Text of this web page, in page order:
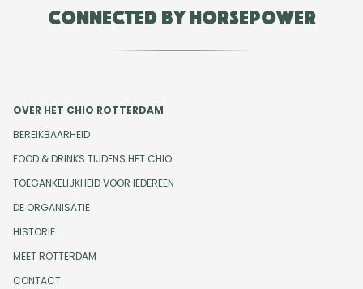
Connected by Horsepower
OVER HET CHIO ROTTERDAM
BEREIKBAARHEID
FOOD & DRINKS TIJDENS HET CHIO
TOEGANKELIJKHEID VOOR IEDEREEN
DE ORGANISATIE
HISTORIE
MEET ROTTERDAM
CONTACT